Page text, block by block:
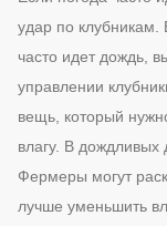
удар по клубникам.
часто идет дождь,
управлении
вещь, который
влагу. В дождливых
Фермеры могут
лучше уменьшить